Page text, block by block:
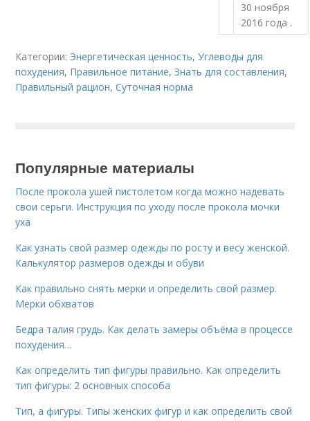
30 ноября
2016 года .
Категории: Энергетическая ценность,Углеводы для
похудения, Правильное питание,Знать для составления,
Правильный рацион,Суточная норма
Популярные материалы
После прокола ушей пистолетом когда можно надевать
свои серьги. Инструкция по уходу после прокола мочки
уха
Как узнать свой размер одежды по росту и весу женской.
Калькулятор размеров одежды и обуви
Как правильно снять мерки и определить свой размер.
Мерки обхватов
Бедра талия грудь. Как делать замеры объёма в процессе
похудения…
Как определить тип фигуры правильно. Как определить
тип фигуры: 2 основных способа
Тип, а фигуры. Типы женских фигур и как определить свой